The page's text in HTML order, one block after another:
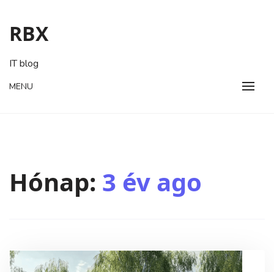
content
RBX
IT blog
MENU
Hónap: 3 év ago